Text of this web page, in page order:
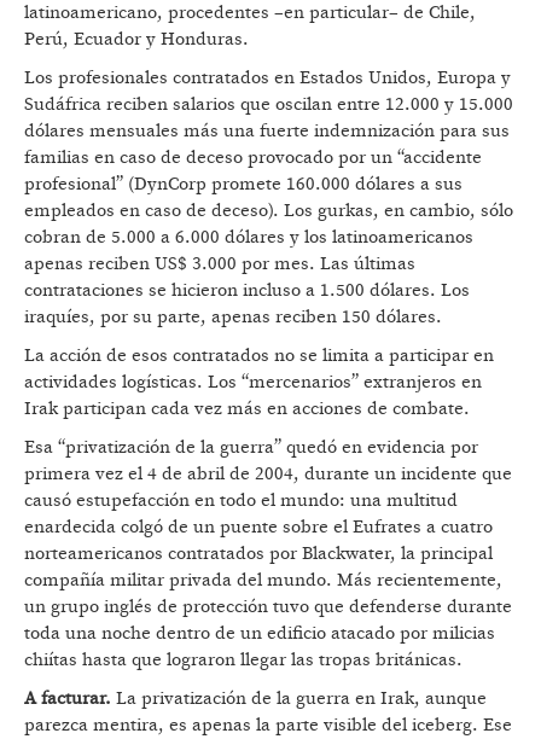
latinoamericano, procedentes –en particular– de Chile,
Perú, Ecuador y Honduras.
Los profesionales contratados en Estados Unidos, Europa y
Sudáfrica reciben salarios que oscilan entre 12.000 y 15.000
dólares mensuales más una fuerte indemnización para sus
familias en caso de deceso provocado por un “accidente
profesional” (DynCorp promete 160.000 dólares a sus
empleados en caso de deceso). Los gurkas, en cambio, sólo
cobran de 5.000 a 6.000 dólares y los latinoamericanos
apenas reciben US$ 3.000 por mes. Las últimas
contrataciones se hicieron incluso a 1.500 dólares. Los
iraquíes, por su parte, apenas reciben 150 dólares.
La acción de esos contratados no se limita a participar en
actividades logísticas. Los “mercenarios” extranjeros en
Irak participan cada vez más en acciones de combate.
Esa “privatización de la guerra” quedó en evidencia por
primera vez el 4 de abril de 2004, durante un incidente que
causó estupefacción en todo el mundo: una multitud
enardecida colgó de un puente sobre el Eufrates a cuatro
norteamericanos contratados por Blackwater, la principal
compañía militar privada del mundo. Más recientemente,
un grupo inglés de protección tuvo que defenderse durante
toda una noche dentro de un edificio atacado por milicias
chiítas hasta que lograron llegar las tropas británicas.
A facturar. La privatización de la guerra en Irak, aunque
parezca mentira, es apenas la parte visible del iceberg. Ese